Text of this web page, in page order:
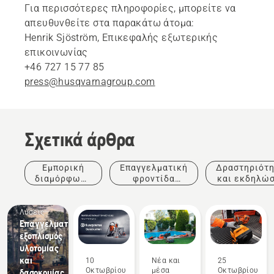
Για περισσότερες πληροφορίες, μπορείτε να
απευθυνθείτε στα παρακάτω άτομα:
Henrik Sjöström, Επικεφαλής εξωτερικής
επικοινωνίας
+46 727 15 77 85
press@husqvarnagroup.com
Σχετικά άρθρα
Εμπορική
διαμόρφωση
Επαγγελματική
φροντίδα
και
Λύσεις
Επαγγελματικός
εξοπλισμός
υλοτομίας
και
10
Οκτωβρίου
Νέα και
μέσα
25
Οκτωβρίου